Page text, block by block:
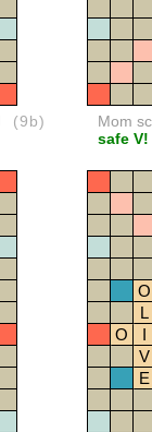
(9b)
Mom
safe V!
O
L
O
I
V
E